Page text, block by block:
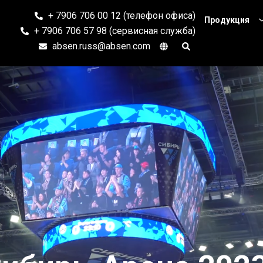
+ 7906 706 00 12 (телефон офиса)
+ 7906 706 57 98 (сервисная служба)
absen.russ@absen.com
Продукция